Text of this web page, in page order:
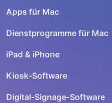
Apps für Mac
Dienstprogramme für Mac
iPad & iPhone
Kiosk-Software
Digital-Signage-Software